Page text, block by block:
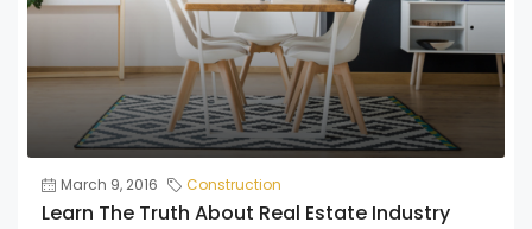
March 9, 2016 Construction
Learn The Truth About Real Estate Industry